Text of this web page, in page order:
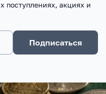
поступлениях, акциях и
Подписаться